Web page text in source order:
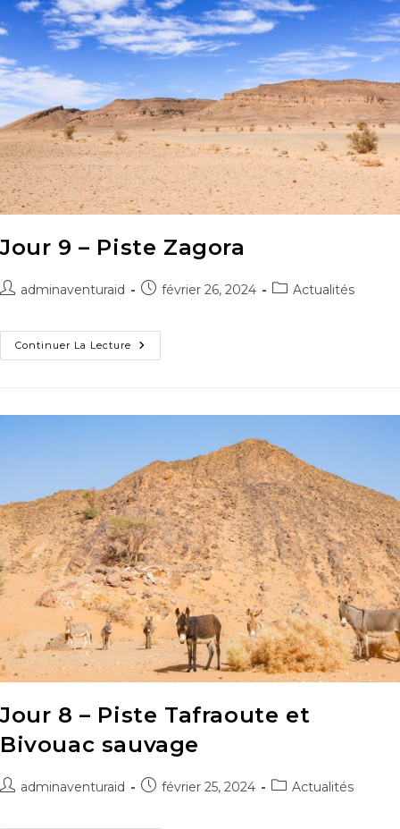
Jour 9 – Piste Zagora
adminaventuraid février 26, 2024 Actualités
Continuer La Lecture
Jour 8 – Piste Tafraoute et
Bivouac sauvage
adminaventuraid février 25, 2024 Actualités